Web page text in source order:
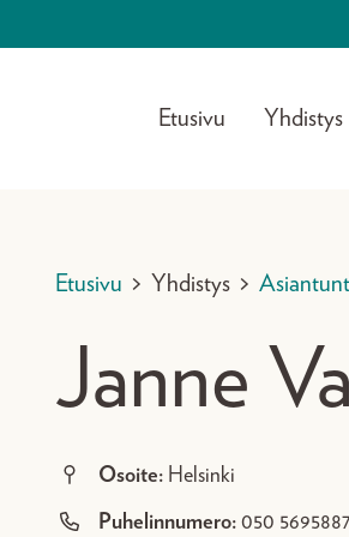
Etusivu Yhdistys
Etusivu > Yhdistys >
Janne
Osoite: Helsinki
Puhelinnumero: 050 5695887